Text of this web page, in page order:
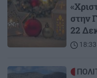
στην
22
Image